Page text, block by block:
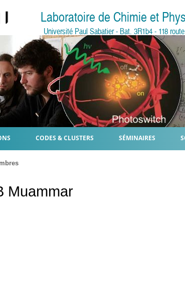
Laboratoire de Chimie et
Université Paul Sabatier - Bat. 3R1b4 - 118
CODES & CLUSTERS SÉMINAIRES
Muammar